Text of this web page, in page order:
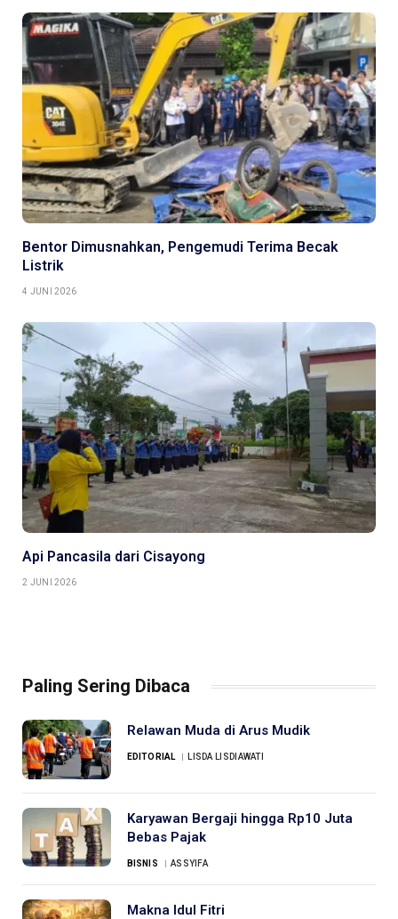
Bentor Dimusnahkan, Pengemudi Terima Becak
Listrik
4 JUNI 2026
Api Pancasila dari Cisayong
2 JUNI 2026
Paling Sering Dibaca
Relawan Muda di Arus Mudik
EDITORIAL LISDA LISDIAWATI
Karyawan Bergaji hingga Rp10 Juta
Bebas Pajak
BISNIS ASSYIFA
Makna Idul Fitri